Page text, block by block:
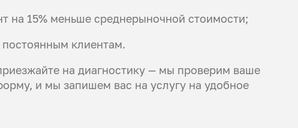
на 15% меньше среднерыночной стоимости;
клиентам.
на диагностику — мы проверим ваше
и мы запишем вас на услугу на удобное